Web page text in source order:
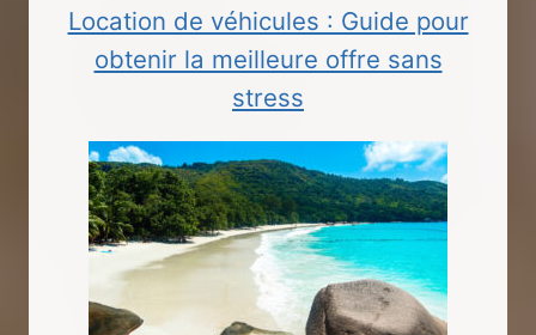
Location de véhicules : Guide pour
obtenir la meilleure offre sans
stress